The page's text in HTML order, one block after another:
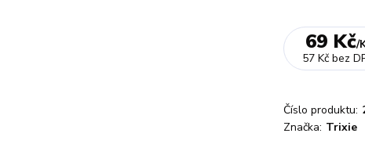
69 Kč/
57 Kč bez
Číslo produktu:
Značka: Trixie